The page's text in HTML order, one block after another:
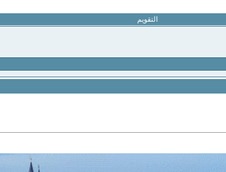
التقويم